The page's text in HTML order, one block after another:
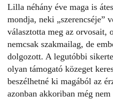
Lilla néhány éve maga is
mondja, neki „szerencséje”
választotta meg az orvosait,
nemcsak szakmailag, de
dolgozott. A legutóbbi
olyan támogató közeget
beszélhetné ki magából az
azonban akkoriban még